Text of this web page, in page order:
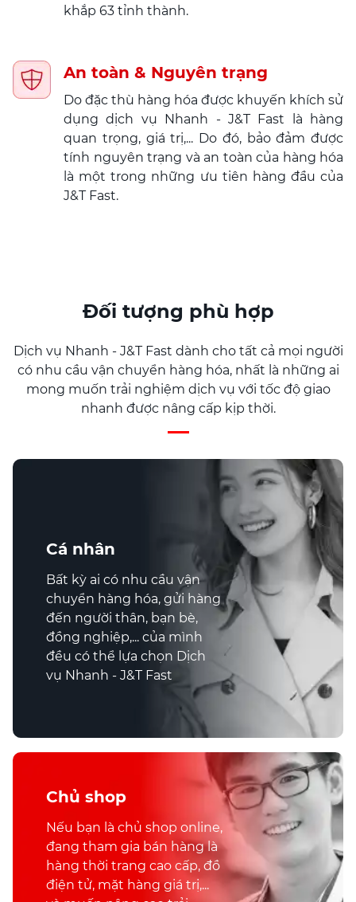
khắp 63 tỉnh thành.
An toàn & Nguyên trạng
Do đặc thù hàng hóa được khuyến khích sử
dụng dịch vụ Nhanh - J&T Fast là hàng
quan trọng, giá trị,... Do đó, bảo đảm được
tính nguyên trạng và an toàn của hàng hóa
là một trong những ưu tiên hàng đầu của
J&T Fast.
Đối tượng phù hợp
Dịch vụ Nhanh - J&T Fast dành cho tất cả mọi người
có nhu cầu vận chuyển hàng hóa, nhất là những ai
mong muốn trải nghiệm dịch vụ với tốc độ giao
nhanh được nâng cấp kịp thời.
Cá nhân
Bất kỳ ai có nhu cầu vận
chuyển hàng hóa, gửi hàng
đến người thân, bạn bè,
đồng nghiệp,... của mình
đều có thể lựa chọn Dịch
vụ Nhanh - J&T Fast
Chủ shop
Nếu bạn là chủ shop online,
đang tham gia bán hàng là
hàng thời trang cao cấp, đồ
điện tử, mặt hàng giá trị,...